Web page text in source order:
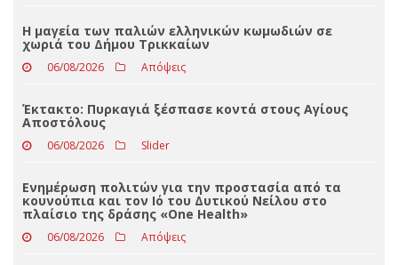
Εφυγε από τη ζωή ο Αθανάσιος Ντακούλας
06/08/2026 Δελτία Τύπου
Η μαγεία των παλιών ελληνικών κωμωδιών σε
χωριά του Δήμου Τρικκαίων
06/08/2026 Απόψεις
Έκτακτο: Πυρκαγιά ξέσπασε κοντά στους Αγίους
Αποστόλους
06/08/2026 Slider